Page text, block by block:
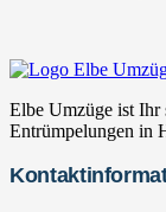
Elbe Umzüge ist Ihr
Entrümpelungen in